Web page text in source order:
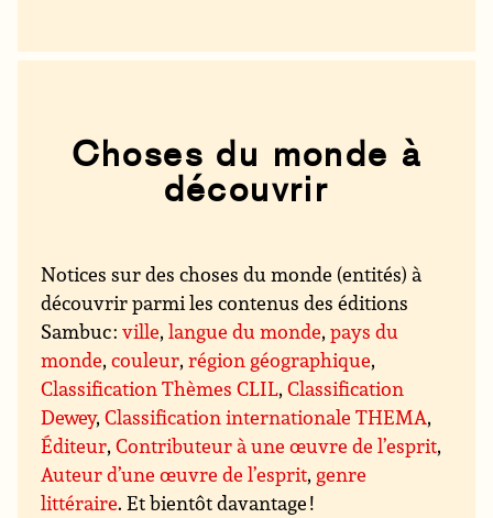
Choses du monde à
découvrir
Notices sur des choses du monde (entités) à
découvrir parmi les contenus des éditions
Sambuc :ville,langue du monde,pays du
monde,couleur,région géographique,
Classification Thèmes CLIL,Classification
Dewey,Classification internationale THEMA,
Éditeur,Contributeur à une œuvre de l’esprit,
Auteur d’une œuvre de l’esprit, genre
littéraire. Et bientôt davantage !